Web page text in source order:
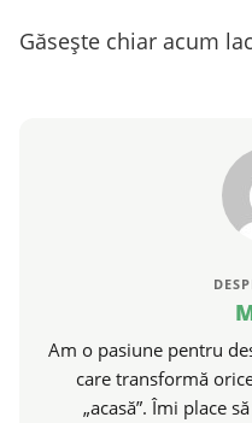
Găsește chiar acum
Am o pasiune pentru
care transformă
„acasă”. Îmi place